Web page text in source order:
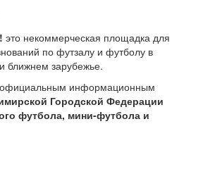
это некоммерческая площадка для
по футзалу и футболу в
ближнем зарубежье.
официальным информационным
Городской Федерации
футбола, мини-футбола и